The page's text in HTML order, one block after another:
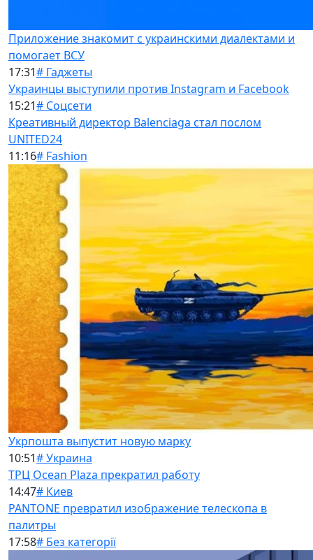
Приложение знакомит с украинскими диалектами и
помогает ВСУ
17:31# Гаджеты
Украинцы выступили против Instagram и Facebook
15:21# Соцсети
Креативный директор Balenciaga стал послом
UNITED24
11:16# Fashion
Укрпошта выпустит новую марку
10:51# Украина
ТРЦ Ocean Plaza прекратил работу
14:47# Киев
PANTONE превратил изображение телескопа в
палитры
17:58# Без категорії